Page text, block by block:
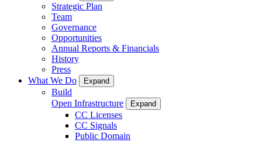
Strategic Plan
Team
Governance
Opportunities
Annual Reports & Financials
History
Press
What We Do
Expand
Build
Open Infrastructure
Expand
CC Licenses
CC Signals
Public Domain